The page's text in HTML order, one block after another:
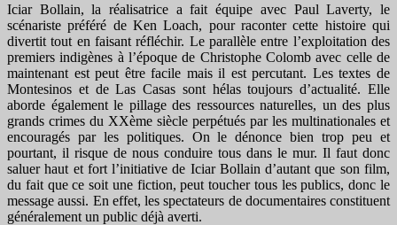
Iciar Bollain, la réalisatrice a fait équipe avec Paul Laverty, le
scénariste préféré de Ken Loach, pour raconter cette histoire qui
divertit tout en faisant réfléchir. Le parallèle entre l’exploitation des
premiers indigènes à l’époque de Christophe Colomb avec celle de
maintenant est peut être facile mais il est percutant. Les textes de
Montesinos et de Las Casas sont hélas toujours d’actualité. Elle
aborde également le pillage des ressources naturelles, un des plus
grands crimes du XXème siècle perpétués par les multinationales et
encouragés par les politiques. On le dénonce bien trop peu et
pourtant, il risque de nous conduire tous dans le mur. Il faut donc
saluer haut et fort l’initiative de Iciar Bollain d’autant que son film,
du fait que ce soit une fiction, peut toucher tous les publics, donc le
message aussi. En effet, les spectateurs de documentaires constituent
généralement un public déjà averti.